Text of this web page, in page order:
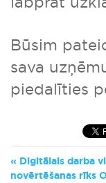
Būsim
sava
piedalīties
Digitālais darba
novērtēšanas rīks